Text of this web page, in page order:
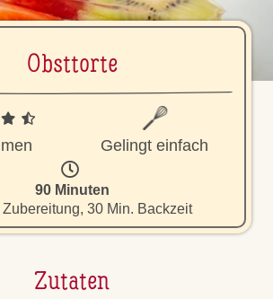
Obsttorte
Gelingt einfach
90 Minuten
30 Min. Backzeit
Zutaten